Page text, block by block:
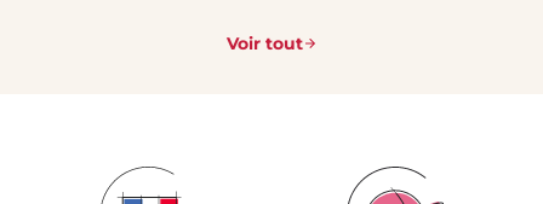
Voir tout